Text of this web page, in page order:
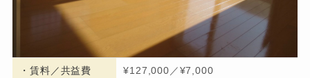
・賃料／共益費 ¥127,000／¥7,000